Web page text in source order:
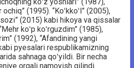
ochiq” (1995). “Koʻkkoʻl” (2005),
(2015) kabi hikoya va qissalar
koʻp koʻrguzdim” (1985),
(1992), “Afandining yangi
pyesalari respublikamizning
sahnaga qoʻyildi. Bir necha
orqali namoyish qilindi.